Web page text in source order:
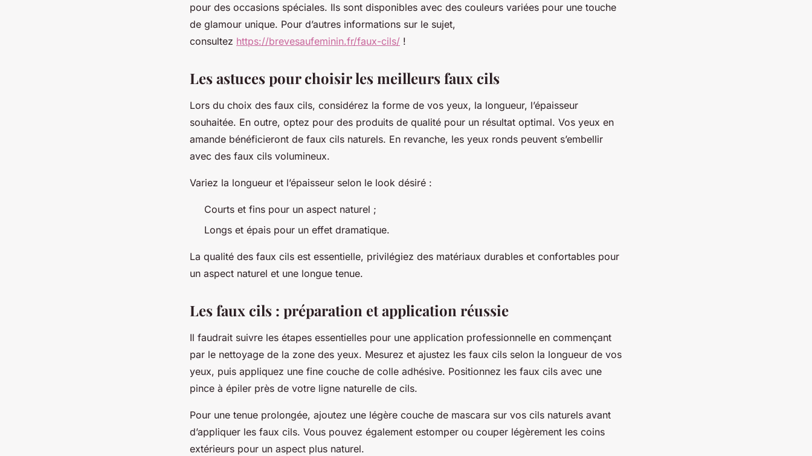
pour des occasions spéciales. Ils sont disponibles avec des couleurs variées pour une touche
de glamour unique. Pour d’autres informations sur le sujet,
consultez https://brevesaufeminin.fr/faux-cils/ !
Les astuces pour choisir les meilleurs faux cils
Lors du choix des faux cils, considérez la forme de vos yeux, la longueur, l’épaisseur
souhaitée. En outre, optez pour des produits de qualité pour un résultat optimal. Vos yeux en
amande bénéficieront de faux cils naturels. En revanche, les yeux ronds peuvent s’embellir
avec des faux cils volumineux.
Variez la longueur et l’épaisseur selon le look désiré :
Courts et fins pour un aspect naturel ;
Longs et épais pour un effet dramatique.
La qualité des faux cils est essentielle, privilégiez des matériaux durables et confortables pour
un aspect naturel et une longue tenue.
Les faux cils : préparation et application réussie
Il faudrait suivre les étapes essentielles pour une application professionnelle en commençant
par le nettoyage de la zone des yeux. Mesurez et ajustez les faux cils selon la longueur de vos
yeux, puis appliquez une fine couche de colle adhésive. Positionnez les faux cils avec une
pince à épiler près de votre ligne naturelle de cils.
Pour une tenue prolongée, ajoutez une légère couche de mascara sur vos cils naturels avant
d’appliquer les faux cils. Vous pouvez également estomper ou couper légèrement les coins
extérieurs pour un aspect plus naturel.